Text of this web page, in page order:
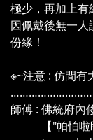
極少，再加上
因佩戴後無一
份緣！
※~注意 : 仿間有
師傅 : 佛統府內
【"帕怕啦